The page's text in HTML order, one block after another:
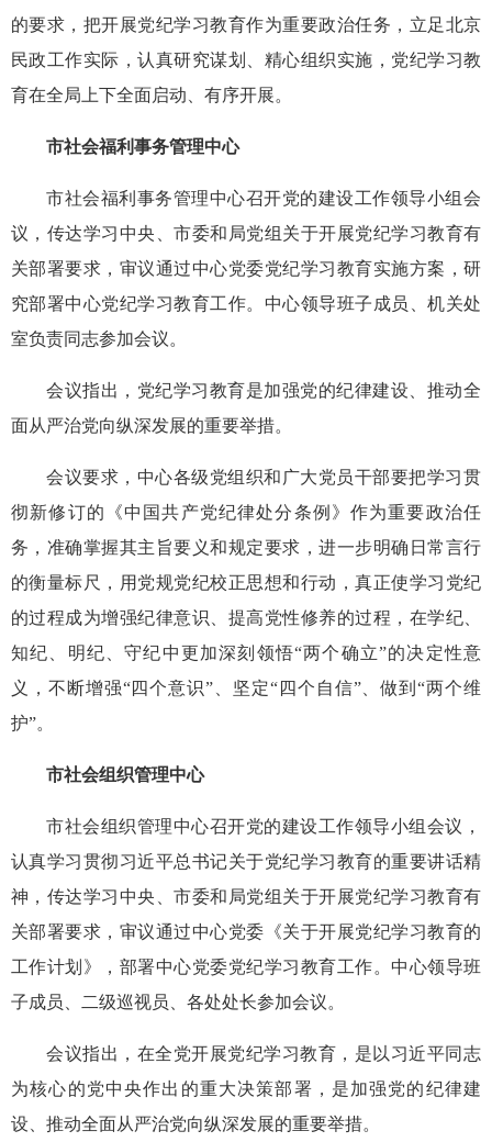
的要求，把开展党纪学习教育作为重要政治任务，立足北京
民政工作实际，认真研究谋划、精心组织实施，党纪学习教
育在全局上下全面启动、有序开展。
市社会福利事务管理中心
市社会福利事务管理中心召开党的建设工作领导小组会
议，传达学习中央、市委和局党组关于开展党纪学习教育有
关部署要求，审议通过中心党委党纪学习教育实施方案，研
究部署中心党纪学习教育工作。中心领导班子成员、机关处
室负责同志参加会议。
会议指出，党纪学习教育是加强党的纪律建设、推动全
面从严治党向纵深发展的重要举措。
会议要求，中心各级党组织和广大党员干部要把学习贯
彻新修订的《中国共产党纪律处分条例》作为重要政治任
务，准确掌握其主旨要义和规定要求，进一步明确日常言行
的衡量标尺，用党规党纪校正思想和行动，真正使学习党纪
的过程成为增强纪律意识、提高党性修养的过程，在学纪、
知纪、明纪、守纪中更加深刻领悟“两个确立”的决定性意
义，不断增强“四个意识”、坚定“四个自信”、做到“两个维
护”。
市社会组织管理中心
市社会组织管理中心召开党的建设工作领导小组会议，
认真学习贯彻习近平总书记关于党纪学习教育的重要讲话精
神，传达学习中央、市委和局党组关于开展党纪学习教育有
关部署要求，审议通过中心党委《关于开展党纪学习教育的
工作计划》，部署中心党委党纪学习教育工作。中心领导班
子成员、二级巡视员、各处处长参加会议。
会议指出，在全党开展党纪学习教育，是以习近平同志
为核心的党中央作出的重大决策部署，是加强党的纪律建
设、推动全面从严治党向纵深发展的重要举措。